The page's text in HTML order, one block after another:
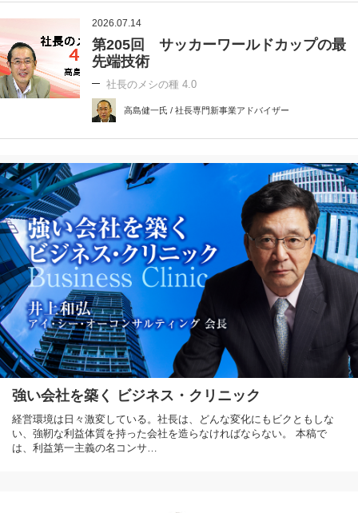
2026.07.14
第205回 サッカーワールドカップの最
先端技術
社長のメシの種 4.0
高島健一氏 / 社長専門新事業アドバイザー
強い会社を築く ビジネス・クリニック
経営環境は日々激変している。社長は、どんな変化にもビクともしな
い、強靭な利益体質を持った会社を造らなければならない。 本稿で
は、利益第一主義の名コンサ…